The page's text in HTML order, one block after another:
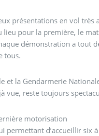
présentations en vol très
lieu pour la première, le
démonstration a tout
tous.
et la Gendarmerie
vue, reste toujours
motorisation
permettant d’accueillir six à